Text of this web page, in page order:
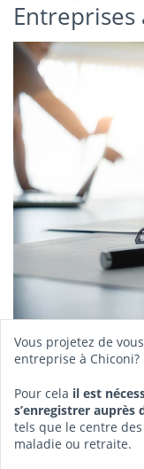
Entreprises
Vous projetez de
entreprise à Chiconi?
Pour cela il est
s’enregistrer auprès
tels que le centre des
maladie ou retraite.